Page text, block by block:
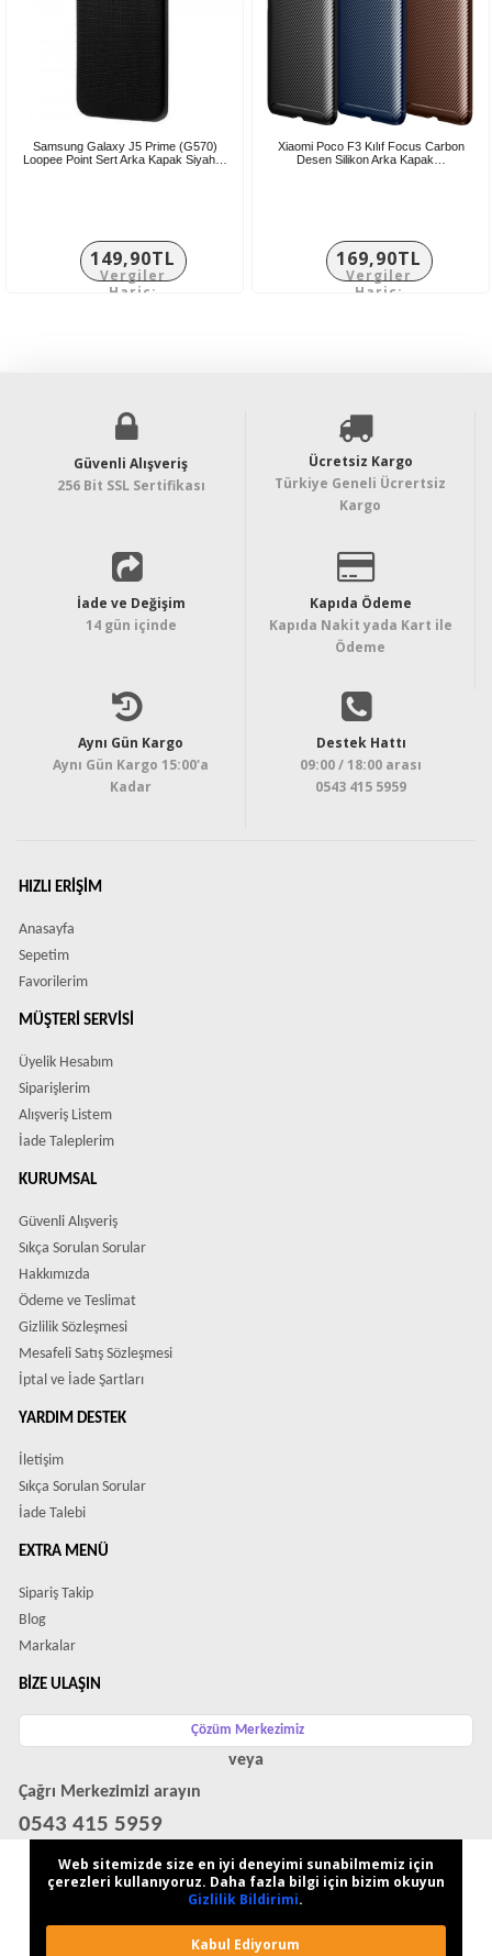
Samsung Galaxy J5 Prime (G570)
Loopee Point Sert Arka Kapak Siyah…
149,90TL
Vergiler
Hariç:
Xiaomi Poco F3 Kılıf Focus Carbon
Desen Silikon Arka Kapak…
169,90TL
Vergiler
Hariç:
Güvenli Alışveriş
256 Bit SSL Sertifikası
Ücretsiz Kargo
Türkiye Geneli Ücrertsiz
Kargo
İade ve Değişim
14 gün içinde
Kapıda Ödeme
Kapıda Nakit yada Kart ile
Ödeme
Aynı Gün Kargo
Aynı Gün Kargo 15:00'a
Kadar
Destek Hattı
09:00 / 18:00 arası
0543 415 5959
HIZLI ERIŞIM
Anasayfa
Sepetim
Favorilerim
MÜŞTERI SERVISI
Üyelik Hesabım
Siparişlerim
Alışveriş Listem
İade Taleplerim
KURUMSAL
Güvenli Alışveriş
Sıkça Sorulan Sorular
Hakkımızda
Ödeme ve Teslimat
Gizlilik Sözleşmesi
Mesafeli Satış Sözleşmesi
İptal ve İade Şartları
YARDIM DESTEK
İletişim
Sıkça Sorulan Sorular
İade Talebi
EXTRA MENÜ
Sipariş Takip
Blog
Markalar
BIZE ULAŞIN
Çözüm Merkezimiz
veya
Çağrı Merkezimizi arayın
0543 415 5959
WhatsApp Destek Hattı
Web sitemizde size en iyi deneyimi sunabilmemiz için
çerezleri kullanıyoruz. Daha fazla bilgi için bizim okuyun
Gizlilik Bildirimi.
Kabul Ediyorum